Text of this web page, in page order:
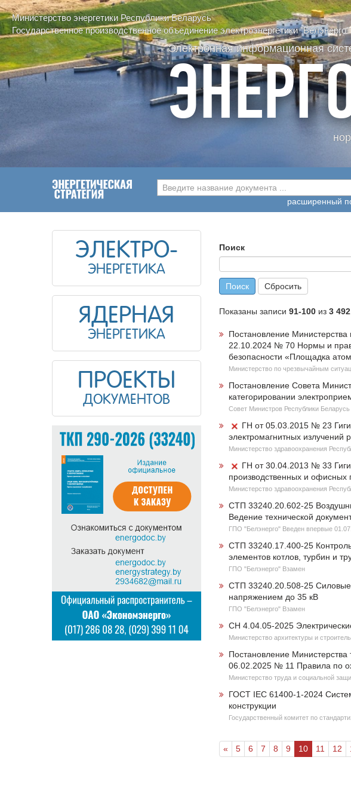
Министерство энергетики Республики Беларусь
Государственное производственное объединение электроэнергетики "Белэнерго"
Электронная информационная
Введите название документа ...
расширенный
ЭЛЕКТРО-
ЭНЕРГЕТИКА
ЯДЕРНАЯ
ЭНЕРГЕТИКА
ПРОЕКТЫ
ДОКУМЕНТОВ
Поиск
Поиск Сбросить
Показаны записи 91-100 из 3 492
Постановление
22.10.2024 № 70 Нормы и
безопасности «Площадка
Министерство по чрезвычайным
Постановление Совета
категорировании
Совет Министров Республики
ГН от 05.03.2015 № 23
электромагнитных излучений
Министерство здравоохранения
ГН от 30.04.2013 № 33
производственных и
Министерство здравоохранения
СТП 33240.20.602-25
Ведение технической
ГПО "Белэнерго" Введен впервые
СТП 33240.17.400-25
элементов котлов, турбин и
ГПО "Белэнерго" Взамен
СТП 33240.20.508-25
напряжением до 35 кВ
ГПО "Белэнерго" Взамен
СН 4.04.05-2025
Министерство архитектуры и
Постановление
06.02.2025 № 11 Правила по
Министерство труда и социальной
ГОСТ IEC 61400-1-2024
конструкции
Государственный комитет по
« 5 6 7 8 9 10 11 12